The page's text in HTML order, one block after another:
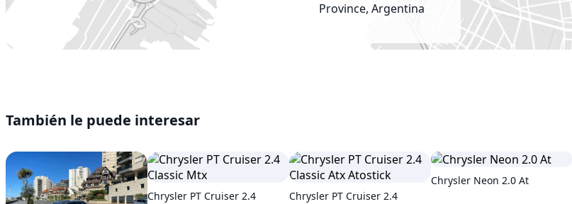
Province, Argentina
También le puede interesar
Chrysler PT Cruiser 2.4
Chrysler PT Cruiser 2.4
Chrysler Neon 2.0 At